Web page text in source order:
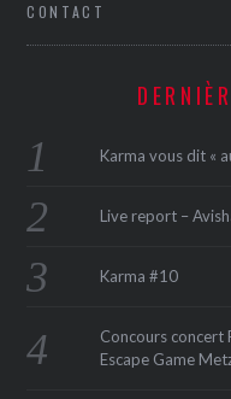
CONTACT
Karma vous dit «
Live report –
Karma #10
Concours concert
Escape Game